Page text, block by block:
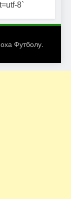
8`
Футболу.